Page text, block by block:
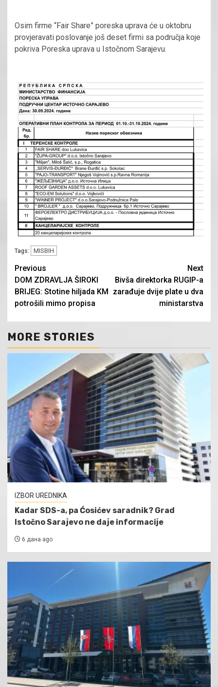
Osim firme “Fair Share” poreska uprava će u oktobru
provjeravati poslovanje još deset firmi sa područja koje
pokriva Poreska uprava u Istočnom Sarajevu.
Tags: MISBIH
Continue
Reading
Previous
DOM ZDRAVLJA ŠIROKI
BRIJEG: Stotine hiljada KM
potrošili mimo propisa
Next
Bivša direktorka RUGIP-a
zarađuje dvije plate u dva
ministarstva
MORE STORIES
IZBOR UREDNIKA
Kadar SDS-a, pa Ćosićev saradnik? Grad
Istočno Sarajevo ne daje informacije
6 дана ago